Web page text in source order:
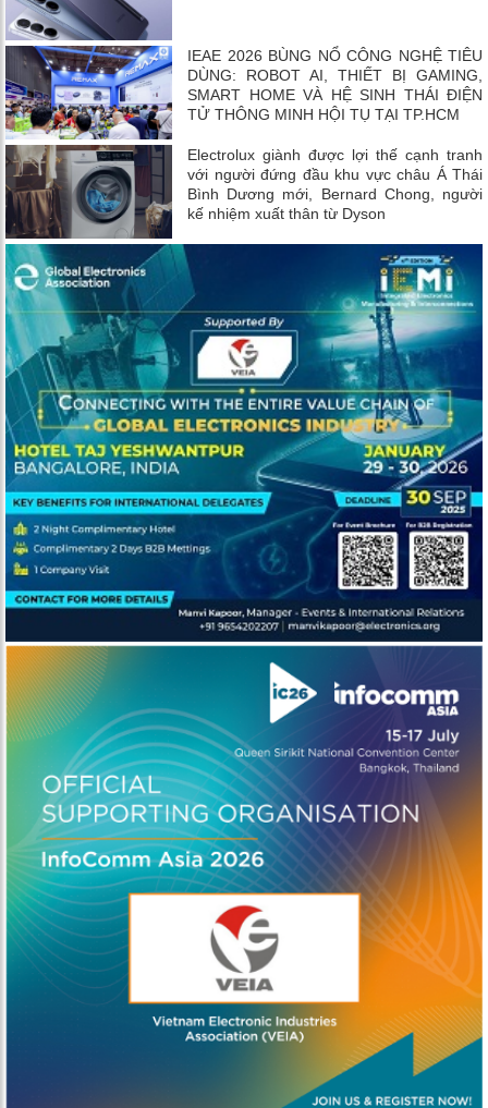
IEAE 2026 BÙNG NỔ CÔNG NGHỆ TIÊU
DÙNG: ROBOT AI, THIẾT BỊ GAMING,
SMART HOME VÀ HỆ SINH THÁI ĐIỆN
TỬ THÔNG MINH HỘI TỤ TẠI TP.HCM
Electrolux giành được lợi thế cạnh tranh
với người đứng đầu khu vực châu Á Thái
Bình Dương mới, Bernard Chong, người
kế nhiệm xuất thân từ Dyson